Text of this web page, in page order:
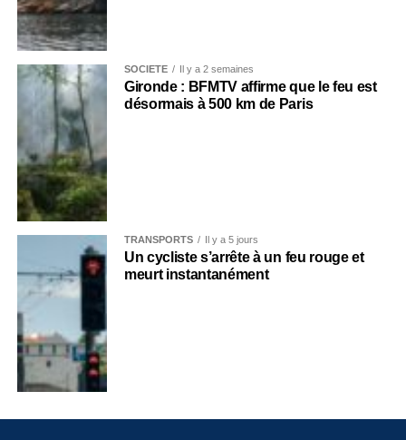
SOCIÉTÉ Il y a 2 semaines
Gironde : BFMTV affirme que le feu est
désormais à 500 km de Paris
TRANSPORTS Il y a 5 jours
Un cycliste s’arrête à un feu rouge et
meurt instantanément